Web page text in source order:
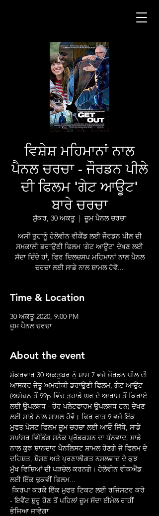
ਵਿਸ਼ੇਸ਼ ਮਹਿਮਾਨਾਂ ਨਾਲ
ਪੈਨਲ ਚਰਚਾ - ਜੌਰਡਨ ਪੀਲੇ
ਦੀ ਫਿਲਮ 'ਗੇਟ ਆਊਟ'
ਬਾਰੇ ਚਰਚਾ
ਸ਼ੁੱਕਰ, 30 ਅਕਤੂ
  |
ਜ਼ੂਮ ਪੈਨਲ ਚਰਚਾ
ਅਸੀਂ ਤੁਹਾਨੂੰ ਹੇਲੋਵੀਨ ਵੀਕੈਂਡ ਲਈ ਜੌਰਡਨ ਪੀਲ ਦੀ
ਸਮਕਾਲੀ ਡਰਾਉਣੀ ਫਿਲਮ 'ਗੇਟ ਆਊਟ' ਦੇਖਣ ਲਈ
ਸੱਦਾ ਦਿੰਦੇ ਹਾਂ, ਫਿਰ ਦਿਲਚਸਪ ਮਹਿਮਾਨਾਂ ਨਾਲ ਪੈਨਲ
ਚਰਚਾ ਲਈ ਸਾਡੇ ਨਾਲ ਸ਼ਾਮਲ ਹੋਵੋ...
Time & Location
30 ਅਕਤੂ 2020, 9:00 PM
ਜ਼ੂਮ ਪੈਨਲ ਚਰਚਾ
About the event
ਸ਼ੁੱਕਰਵਾਰ 30 ਅਕਤੂਬਰ ਨੂੰ ਸ਼ਾਮ 7 ਵਜੇ ਜੌਰਡਨ ਪੀਲ ਦੀ
ਆਸਕਰ ਜੇਤੂ ਅਮਰੀਕੀ ਡਰਾਉਣੀ ਫਿਲਮ, ਗੇਟ ਆਉਟ
(ਅਮੇਜ਼ਨ ਤੋਂ 99p ਵਿੱਚ ਤੁਹਾਡੇ ਘਰ ਦੇ ਆਰਾਮ ਤੋਂ ਕਿਰਾਏ
ਲਈ ਉਪਲਬਧ - ਹੋਰ ਪਲੇਟਫਾਰਮ ਉਪਲਬਧ ਹਨ) ਦੇਖਣ
ਲਈ ਸਾਡੇ ਨਾਲ ਸ਼ਾਮਲ ਹੋਵੋ। ਫਿਰ ਰਾਤ 9 ਵਜੇ ਇੱਕ
ਮੁਫਤ ਪੋਸਟ ਫਿਲਮ ਜ਼ੂਮ ਚਰਚਾ ਲਈ ਆਓ ਜਿੱਥੇ, ਸਾਡੇ
ਸਪਾਂਸਰ ਵਿੰਡਿੰਗ ਸਨੇਕ ਪ੍ਰੋਡਕਸ਼ਨ ਦਾ ਧੰਨਵਾਦ, ਸਾਡੇ
ਨਾਲ ਕੁਝ ਸ਼ਾਨਦਾਰ ਪੈਨਲਿਸਟ ਸ਼ਾਮਲ ਹੋਣਗੇ ਜੋ ਫਿਲਮ ਦੇ
ਦਹਿਸ਼ਤ, ਸ਼ੋਸ਼ਣ ਅਤੇ ਪ੍ਰਣਾਲੀਗਤ ਨਸਲਵਾਦ ਦੇ ਕੁਝ
ਮੁੱਖ ਵਿਸ਼ਿਆਂ ਦੀ ਪੜਚੋਲ ਕਰਨਗੇ। ਹੇਲੋਵੀਨ ਵੀਕਐਂਡ
ਲਈ ਇੱਕ ਢੁਕਵੀਂ ਫਿਲਮ...
- ਇਵੈਂਟ ਸ਼ੁਰੂ ਹੋਣ ਤੋਂ ਪਹਿਲਾਂ ਜ਼ੂਮ ਸੱਦਾ ਈਮੇਲ ਰਾਹੀਂ
ਭੇਜਿਆ ਜਾਵੇਗਾ